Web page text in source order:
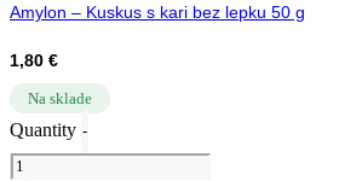
Amylon – Kuskus s kari bez lepku 50 g
1,80 €
Na sklade
Quantity -